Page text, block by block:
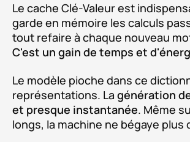
Le cache Clé-Valeur est
garde en mémoire les calculs
tout refaire à chaque nouveau
C'est un gain de temps et
Le modèle pioche dans ce
représentations. La génération
et presque instantanée. Même
longs, la machine ne bégaye plus